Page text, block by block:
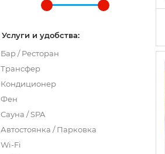
Услуги и удобства:
Бар / Ресторан
Трансфер
Кондиционер
Фен
Сауна / SPA
Автостоянка / Парковка
Wi-Fi